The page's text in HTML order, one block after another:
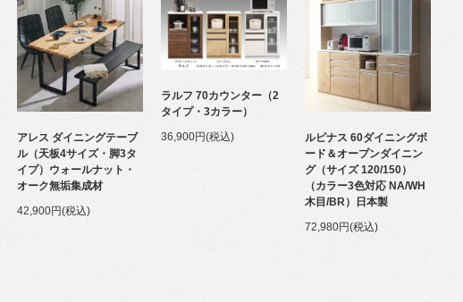
アレス ダイニングテーブ
ル（天板4サイズ・脚3タ
イプ）ウォールナット・
オーク無垢集成材
42,900円(税込)
ラルフ 70カウンター（2
タイプ・3カラー）
36,900円(税込)
ルピナス 60ダイニングボ
ード＆オープンダイニン
グ（サイズ 120/150）
（カラー3色対応 NA/WH
木目/BR）日本製
72,980円(税込)